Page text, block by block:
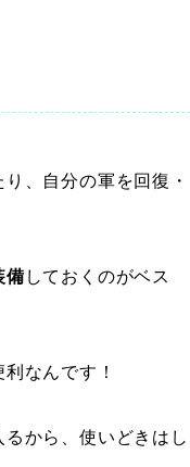
、自分の軍を回復・
備 しておくのがベス
なんです！
から、使いどきはし